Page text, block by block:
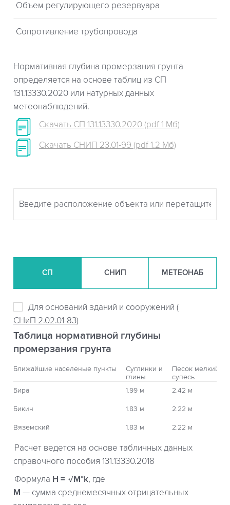
Объем регулирующего резервуара
Сопротивление трубопровода
Нормативная глубина промерзания грунта
определяется на основе таблиц из СП
131.13330.2020 или натурных данных
метеонаблюдений.
Скачать СП 131.13330.2020 (pdf 1 Мб)
Скачать СНИП 23.01-99 (pdf 1.2 Мб)
СП СНИП МЕТЕОНАБ
Для оснований зданий и сооружений (
СНиП 2.02.01-83)
Таблица нормативной глубины
промерзания грунта
Ближайшие населеные пункты
Суглинки и
глины
Песок мелкий,
супесь
Бира
1.99 м 2.42 м
Бикин 1.83 м 2.22 м
Вяземский 1.83 м 2.22 м
Расчет ведется на основе табличных данных
справочного пособия 131.13330.2018
Формула H = √M*k, где
М — сумма среднемесячных отрицательных